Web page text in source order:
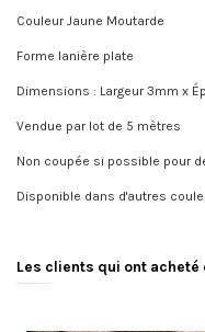
Couleur Jaune Moutarde
Forme lanière plate
Dimensions : Largeur 3mm x
Vendue par lot de 5 mètres
Non coupée si possible pour
Disponible dans d'autres
Les clients qui ont